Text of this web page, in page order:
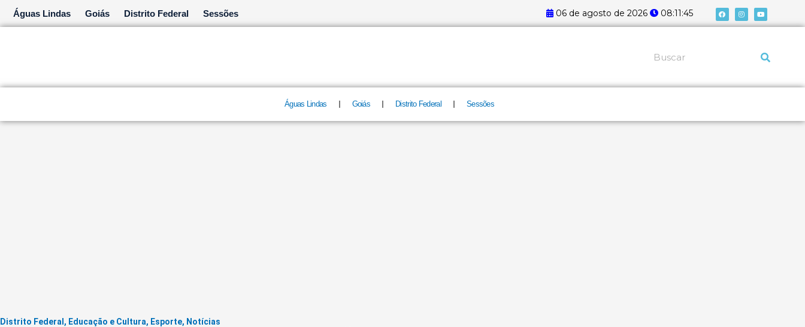
para
Águas Lindas Goiás Distrito Federal Sessões 06 de agosto de 2026 08:11:45 F
a
c
e
I
n
s
t
Y
o
u
t
Pesquisar
Águas Lindas Goiás Distrito Federal Sessões
Distrito Federal , Educação e Cultura, Esporte, Notícias